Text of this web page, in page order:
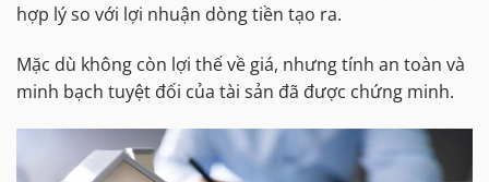
hợp lý so với lợi nhuận dòng tiền tạo ra.
Mặc dù không còn lợi thế về giá, nhưng tính an toàn và
minh bạch tuyệt đối của tài sản đã được chứng minh.